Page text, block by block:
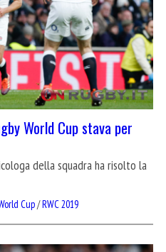
World Cup stava per
della squadra ha risolto la
Cup/RWC 2019